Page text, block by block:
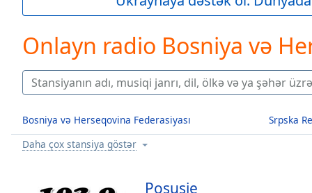
Time0:00
Duration-:-
TypeLIVE
Seek to
live,
Onlayn radio Bosniya və
Bosniya və Herseqovina Federasiyası
Srpska
Daha çox stansiya göstər
Posusje